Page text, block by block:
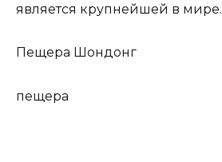
является крупнейшей в мире.
Пещера Шондонг
пещера